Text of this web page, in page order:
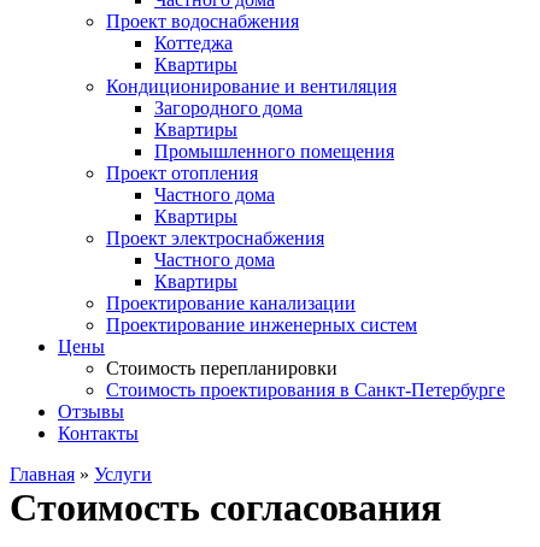
Проект водоснабжения
Коттеджа
Квартиры
Кондиционирование и вентиляция
Загородного дома
Квартиры
Промышленного помещения
Проект отопления
Частного дома
Квартиры
Проект электроснабжения
Частного дома
Квартиры
Проектирование канализации
Проектирование инженерных систем
Цены
Стоимость перепланировки
Стоимость проектирования в Санкт-Петербурге
Отзывы
Контакты
Главная » Услуги
Стоимость согласования